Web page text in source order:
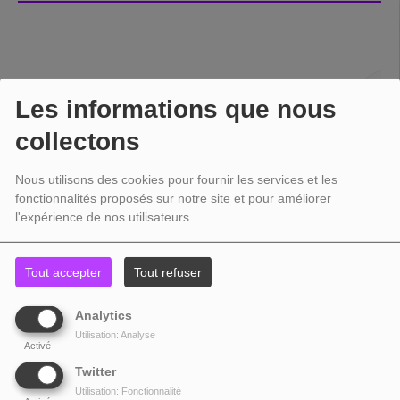
Les informations que nous
collectons
Nous utilisons des cookies pour fournir les services et les
fonctionnalités proposés sur notre site et pour améliorer
l'expérience de nos utilisateurs.
Tout accepter Tout refuser
Analytics
Activé
Utilisation: Analyse
Twitter
Utilisation: Fonctionnalité